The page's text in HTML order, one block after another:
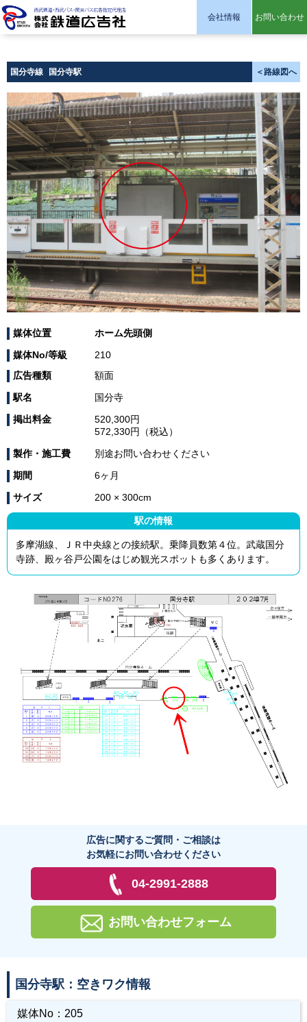
会社情報 お問い合わせ
国分寺線 国分寺駅 ＜路線図へ
媒体位置
ホーム先頭側
媒体No/等級
210
広告種類
額面
駅名
国分寺
掲出料金
520,300円
572,330円（税込）
製作・施工費
別途お問い合わせください
期間
6ヶ月
サイズ
200 × 300cm
駅の情報
多摩湖線、ＪＲ中央線との接続駅。乗降員数第４位。武蔵国分
寺跡、殿ヶ谷戸公園をはじめ観光スポットも多くあります。
広告に関するご質問・ご相談は
お気軽にお問い合わせください
04-2991-2888
お問い合わせフォーム
国分寺駅：空きワク情報
媒体No： 205